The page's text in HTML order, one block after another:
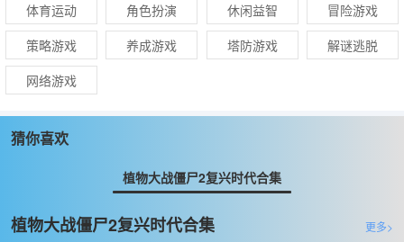
体育运动
角色扮演 休闲益智
冒险游戏
策略游戏
养成游戏 塔防游戏
解谜逃脱
网络游戏
猜你喜欢
植物大战僵尸2复兴时代合集
植物大战僵尸2复兴时代合集 更多>